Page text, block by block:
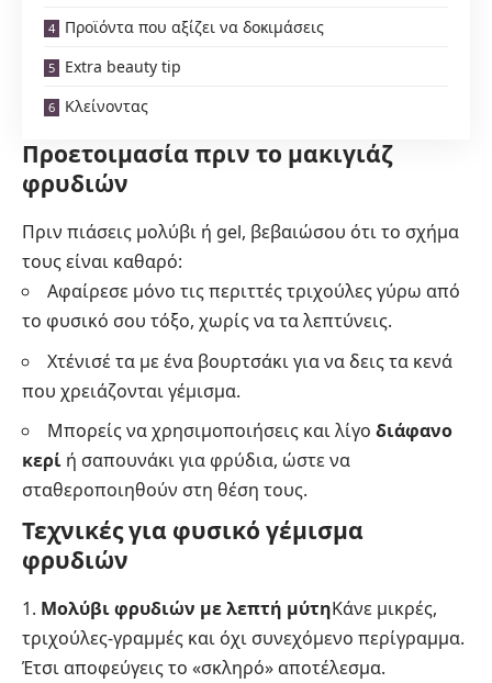
Προϊόντα που αξίζει να δοκιμάσεις
Extra beauty tip
Κλείνοντας
Προετοιμασία πριν το μακιγιάζ
φρυδιών
Πριν πιάσεις μολύβι ή gel, βεβαιώσου ότι το σχήμα
τους είναι καθαρό:
Αφαίρεσε μόνο τις περιττές τριχούλες γύρω από
το φυσικό σου τόξο, χωρίς να τα λεπτύνεις.
Χτένισέ τα με ένα βουρτσάκι για να δεις τα κενά
που χρειάζονται γέμισμα.
Μπορείς να χρησιμοποιήσεις και λίγο διάφανο
κερί ή σαπουνάκι για φρύδια, ώστε να
σταθεροποιηθούν στη θέση τους.
Τεχνικές για φυσικό γέμισμα
φρυδιών
Μολύβι φρυδιών με λεπτή μύτηΚάνε μικρές,
τριχούλες-γραμμές και όχι συνεχόμενο περίγραμμα.
Έτσι αποφεύγεις το «σκληρό» αποτέλεσμα.